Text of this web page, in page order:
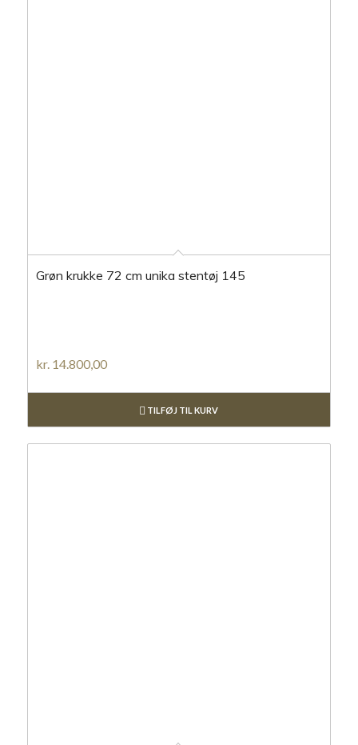
Grøn krukke 72 cm unika stentøj 145
kr.14.800,00
TILFØJ TIL KURV